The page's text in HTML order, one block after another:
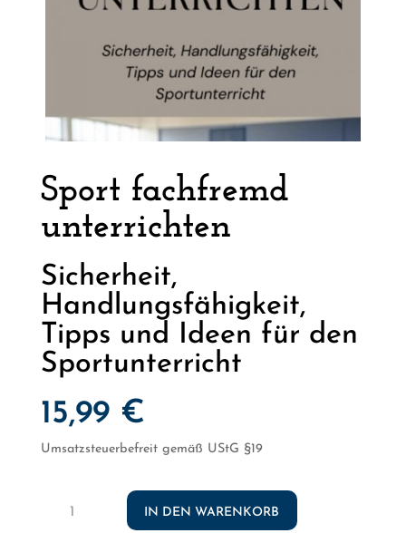
Sport fachfremd
unterrichten
Sicherheit,
Handlungsfähigkeit,
Tipps und Ideen für den
Sportunterricht
15,99 €
Umsatzsteuerbefreit gemäß UStG §19
Sport
IN DEN WARENKORB